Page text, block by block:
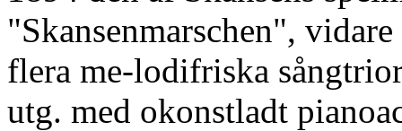
"Skansenmarschen",
flera me-lodifriska
utg. med okonstladt